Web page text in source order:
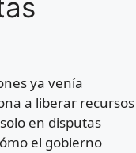
ya venía
a liberar recursos
en disputas
el gobierno